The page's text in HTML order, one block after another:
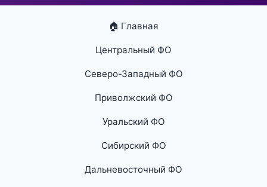
🏠 Главная
Центральный ФО
Северо-Западный ФО
Приволжский ФО
Уральский ФО
Сибирский ФО
Дальневосточный ФО